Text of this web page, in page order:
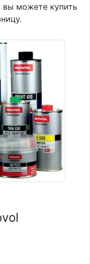
вы можете купить